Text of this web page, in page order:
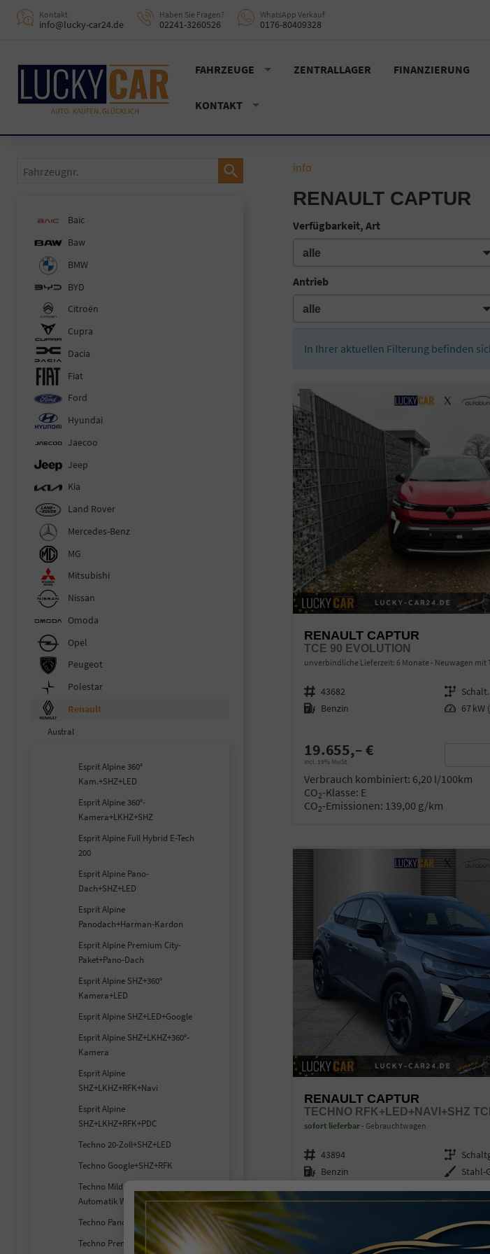
Kontakt
info@lucky-car24.de
Haben Sie Fragen?
02241-3260526
WhatsApp Verkauf
0176-80409328
FAHRZEUGE ZENTRALLAGER FINANZIERUNG
KONTAKT
info
RENAULT CAPTUR
Verfügbarkeit, Art
Antrieb
In Ihrer aktuellen Filterung befinden
RENAULT CAPTUR
TCE 90 EVOLUTION
unverbindliche Lieferzeit: 6 Monate Neuwagen mit
Fahrzeugnr. 43682 Getriebe
Kraftstoff Benzin Leistung 67 kW
19.655,– €
incl. 19% MwSt.
Verbrauch kombiniert: 6,20 l/100km
CO2-Klasse: E
CO2-Emissionen: 139,00 g/km
RENAULT CAPTUR
TECHNO RFK+LED+NAVI+SHZ
sofort lieferbar Gebrauchtwagen
Fahrzeugnr. 43894 Getriebe
Kraftstoff Benzin Außenfarbe Stahl-
Leistung 67 kW (91 PS) Kilometerstand
30.06.2025
incl. 19% MwSt.
Fahrzeugnr.
Baic
Baw
BMW
BYD
Citroën
Cupra
Dacia
Fiat
Ford
Hyundai
Jaecoo
Jeep
Kia
Land Rover
Mercedes-Benz
MG
Mitsubishi
Nissan
Omoda
Opel
Peugeot
Polestar
Renault
Austral
Esprit Alpine 360°
Kam.+SHZ+LED
Esprit Alpine 360°-
Kamera+LKHZ+SHZ
Esprit Alpine Full Hybrid E-Tech
200
Esprit Alpine Pano-
Dach+SHZ+LED
Esprit Alpine
Panodach+Harman-Kardon
Esprit Alpine Premium City-
Paket+Pano-Dach
Esprit Alpine SHZ+360°
Kamera+LED
Esprit Alpine SHZ+LED+Google
Esprit Alpine SHZ+LKHZ+360°-
Kamera
Esprit Alpine
SHZ+LKHZ+RFK+Navi
Esprit Alpine
SHZ+LKHZ+RFK+PDC
Techno 20-Zoll+SHZ+LED
Techno Google+SHZ+RFK
Techno Mild Hybrid 150
Automatik Winter
Techno Pano-Dach+RFK+SHZ
Techno Premium-Winter-Paket